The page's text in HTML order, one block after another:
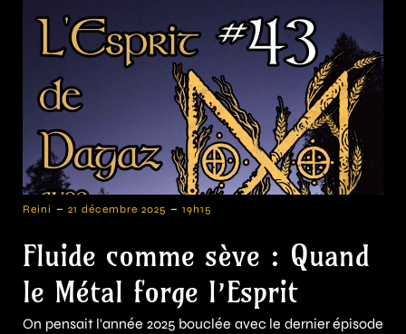
Reini - 21 décembre 2025 - 19h15
Fluide comme sève : Quand
le Métal forge l’Esprit
On pensait l'année 2025 bouclée avec le dernier épisode